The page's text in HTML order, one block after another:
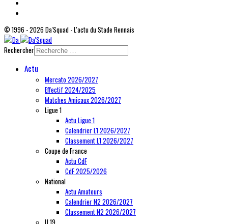
© 1996 - 2026 Da'Squad - L'actu du Stade Rennais
Rechercher
Actu
Mercato 2026/2027
Effectif 2024/2025
Matches Amicaux 2026/2027
Ligue 1
Actu Ligue 1
Calendrier L1 2026/2027
Classement L1 2026/2027
Coupe de France
Actu CdF
CdF 2025/2026
National
Actu Amateurs
Calendrier N2 2026/2027
Classement N2 2026/2027
U 19